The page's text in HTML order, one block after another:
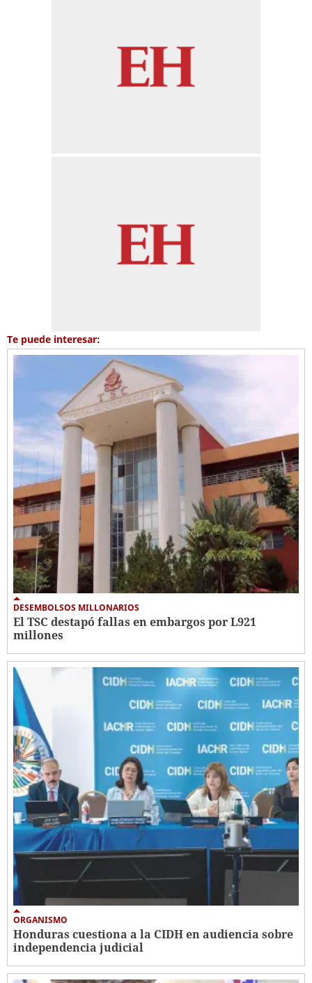
Te puede interesar:
DESEMBOLSOS MILLONARIOS
El TSC destapó fallas en embargos por L921
millones
ORGANISMO
Honduras cuestiona a la CIDH en audiencia sobre
independencia judicial